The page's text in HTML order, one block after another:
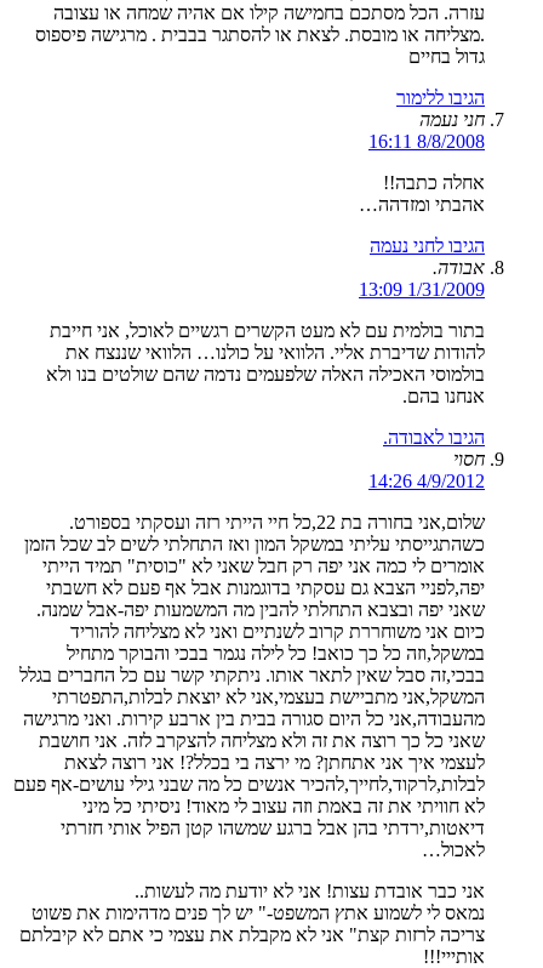
עזרה. הכל מסתכם בחמישה קילו אם אהיה שמחה או עצובה
.מצליחה או מובסת. לצאת או להסתגר בבבית . מרגישה פיספוס
גדול בחיים
הגיבו ללימור
חני נעמה
8/8/2008 16:11
אחלה כתבה!!
אהבתי ומזדהה…
הגיבו לחני נעמה
אבודה.
1/31/2009 13:09
בתור בולמית עם לא מעט הקשרים רגשיים לאוכל, אני חייבת
להודות שדיברת אליי. הלוואי על כולנו… הלוואי שננצח את
בולמוסי האכילה האלה שלפעמים נדמה שהם שולטים בנו ולא
אנחנו בהם.
הגיבו לאבודה.
חסוי
4/9/2012 14:26
שלום,אני בחורה בת 22,כל חיי הייתי רזה ועסקתי בספורט.
כשהתגייסתי עליתי במשקל המון ואז התחלתי לשים לב שכל הזמן
אומרים לי כמה אני יפה רק חבל שאני לא "כוסית" תמיד הייתי
יפה,לפניי הצבא גם עסקתי בדוגמנות אבל אף פעם לא חשבתי
שאני יפה ובצבא התחלתי להבין מה המשמעות יפה-אבל שמנה.
כיום אני משוחררת קרוב לשנתיים ואני לא מצליחה להוריד
במשקל,וזה כל כך כואב! כל לילה נגמר בבכי והבוקר מתחיל
בבכי,זה סבל שאין לתאר אותו. ניתקתי קשר עם כל החברים בגלל
המשקל,אני מתביישת בעצמי,אני לא יוצאת לבלות,התפטרתי
מהעבודה,אני כל היום סגורה בבית בין ארבע קירות. ואני מרגישה
שאני כל כך רוצה את זה ולא מצליחה להצקרב לזה. אני חושבת
לעצמי איך אני אתחתן? מי ירצה בי בכלל?! אני רוצה לצאת
לבלות,לרקוד,לחייך,להכיר אנשים כל מה שבני גילי עושים-אף פעם
לא חוויתי את זה באמת וזה עצוב לי מאוד! ניסיתי כל מיני
דיאטות,ירדתי בהן אבל ברגע שמשהו קטן הפיל אותי חזרתי
לאכול…
אני כבר אובדת עצות! אני לא יודעת מה לעשות..
נמאס לי לשמוע אתץ המשפט-" יש לך פנים מדהימות את פשוט
צריכה לרזות קצת" אני לא מקבלת את עצמי כי אתם לא קיבלתם
אותייי!!!